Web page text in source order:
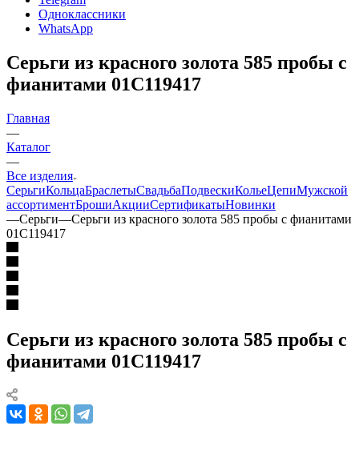
Одноклассники
WhatsApp
Серьги из красного золота 585 пробы с
фианитами 01С119417
Главная
—
Каталог
—
Все изделия
СерьгиКольцаБраслетыСвадьбаПодвескиКольеЦепиМужской
ассортиментБрошиАкцииСертификатыНовинки
—Серьги—Серьги из красного золота 585 пробы с фианитами
01С119417
Серьги из красного золота 585 пробы с
фианитами 01С119417